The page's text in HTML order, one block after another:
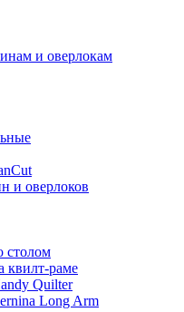
и оверлокам
и оверлоков
столом
квилт-раме
Quilter
Long Arm